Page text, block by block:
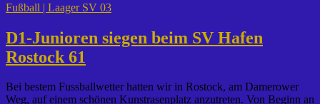
Fußball | Laager SV 03
D1-Junioren siegen beim SV Hafen
Rostock 61
Bei bestem Fussballwetter hatten wir in Rostock, am Damerower
Weg, auf einem schönen Kunstrasenplatz anzutreten. Von Beginn an